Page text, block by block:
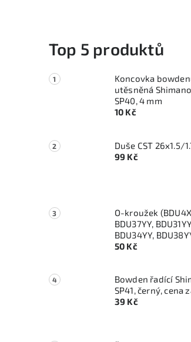
Top 5 produktů
Koncovka
utěsněná
SP40, 4 mm
10 Kč
Duše CST 26x1.5/
99 Kč
O-kroužek
BDU37YY, BDU31YY,
BDU34YY,
50 Kč
Bowden řadící
SP41, černý, cena
39 Kč